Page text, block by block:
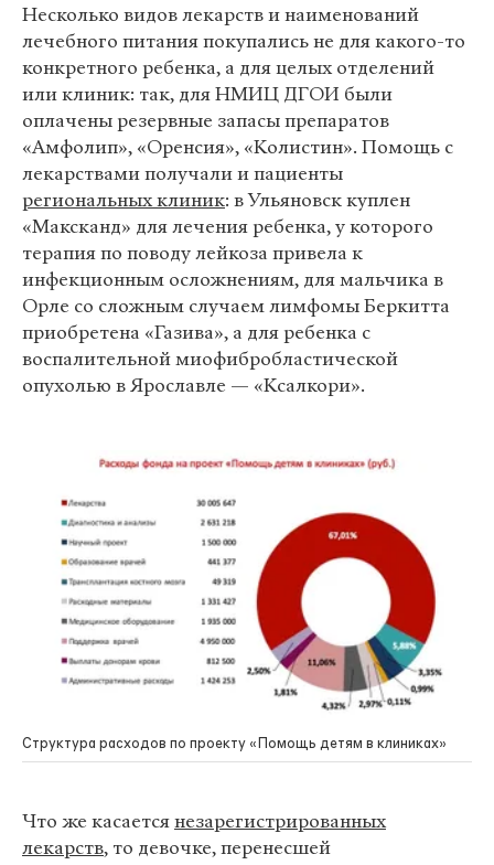
Несколько видов лекарств и наименований
лечебного питания покупались не для какого-то
конкретного ребенка, а для целых отделений
или клиник: так, для НМИЦ ДГОИ были
оплачены резервные запасы препаратов
«Амфолип», «Оренсия», «Колистин». Помощь с
лекарствами получали и пациенты
региональных клиник: в Ульяновск куплен
«Максканд» для лечения ребенка, у которого
терапия по поводу лейкоза привела к
инфекционным осложнениям, для мальчика в
Орле со сложным случаем лимфомы Беркитта
приобретена «Газива», а для ребенка с
воспалительной миофибробластической
опухолью в Ярославле — «Ксалкори».
Структура расходов по проекту «Помощь детям в клиниках»
Что же касаетсянезарегистрированных
лекарств, то девочке, перенесшей